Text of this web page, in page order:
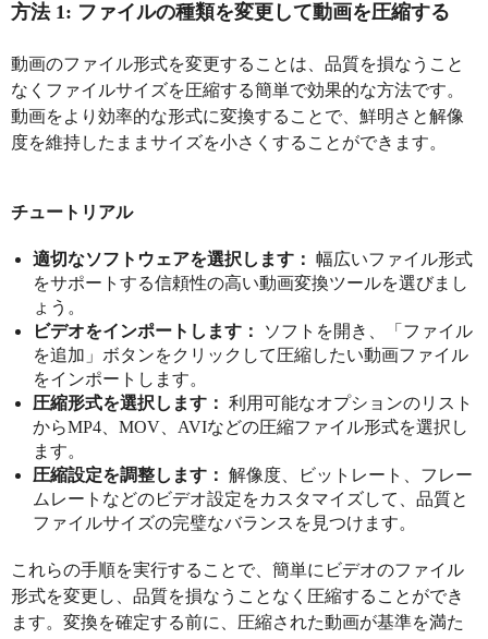
方法 1: ファイルの種類を変更して動画を圧縮する
動画のファイル形式を変更することは、品質を損なうこと
なくファイルサイズを圧縮する簡単で効果的な方法です。
動画をより効率的な形式に変換することで、鮮明さと解像
度を維持したままサイズを小さくすることができます。
チュートリアル
適切なソフトウェアを選択します： 幅広いファイル形式
をサポートする信頼性の高い動画変換ツールを選びまし
ょう。
ビデオをインポートします：
ソフトを開き、「ファイル
を追加」ボタンをクリックして圧縮したい動画ファイル
をインポートします。
圧縮形式を選択します： 利用可能なオプションのリスト
からMP4、MOV、AVIなどの圧縮ファイル形式を選択し
ます。
圧縮設定を調整します： 解像度、ビットレート、フレー
ムレートなどのビデオ設定をカスタマイズして、品質と
ファイルサイズの完璧なバランスを見つけます。
これらの手順を実行することで、簡単にビデオのファイル
形式を変更し、品質を損なうことなく圧縮することができ
ます。変換を確定する前に、圧縮された動画が基準を満た